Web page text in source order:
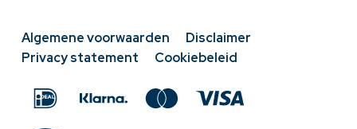
Algemene voorwaarden
Disclaimer
Privacy statement
Cookiebeleid